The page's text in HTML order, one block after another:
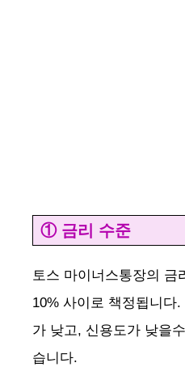
① 금리 수준
토스 마이너스통장의 금
10% 사이로 책정됩니다
가 낮고, 신용도가 낮을
습니다.